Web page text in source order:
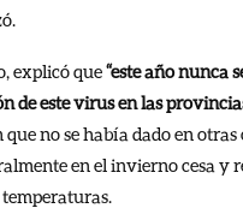
explicó que“este año nunca
de este virus en las
no se había dado en
en el invierno cesa y
temperaturas.